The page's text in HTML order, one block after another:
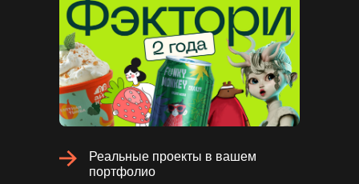
Реальные проекты в вашем
портфолио
Часто задаваемые
вопросы